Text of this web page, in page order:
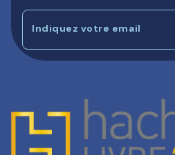
Indiquez votre email